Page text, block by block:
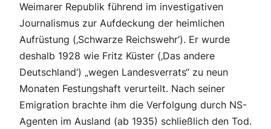
Weimarer Republik führend im investigativen
Journalismus zur Aufdeckung der heimlichen
Aufrüstung (‚Schwarze Reichswehr‘). Er wurde
deshalb 1928 wie Fritz Küster (‚Das andere
Deutschland‘) „wegen Landesverrats“ zu neun
Monaten Festungshaft verurteilt. Nach seiner
Emigration brachte ihm die Verfolgung durch NS-
Agenten im Ausland (ab 1935) schließlich den Tod.